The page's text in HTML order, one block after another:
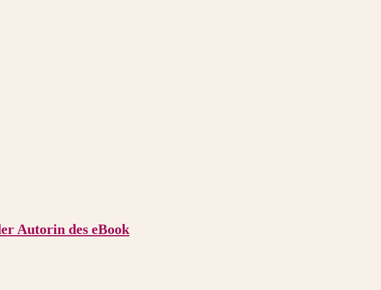
Autorin des eBook